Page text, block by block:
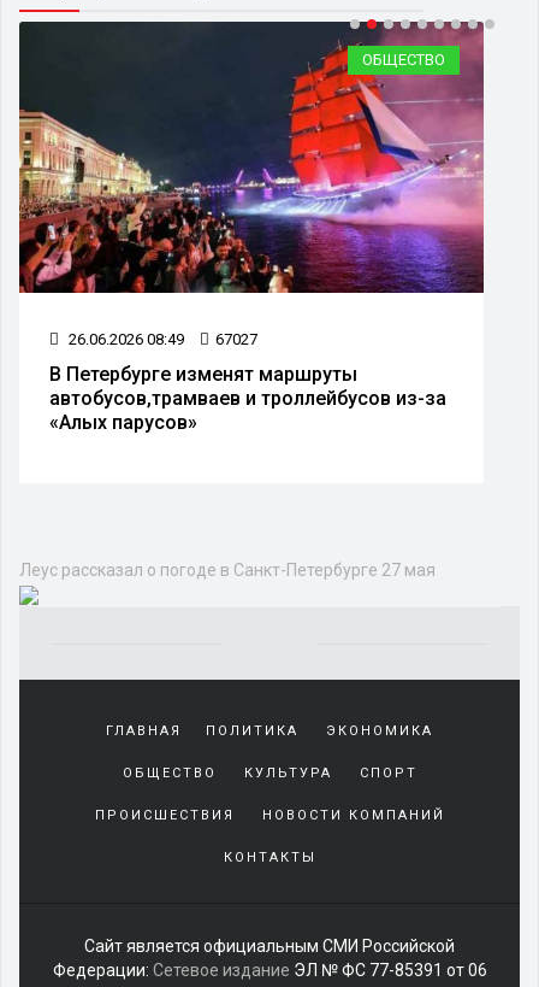
ОБЩЕСТВО
26.06.2026 08:49 67027
В Петербурге изменят маршруты
автобусов,трамваев и троллейбусов из-за
«Алых парусов»
Общество
Леус рассказал о погоде в Санкт-